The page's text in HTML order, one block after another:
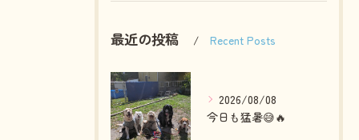
最近の投稿 Recent Posts
2026/08/08
今日も猛暑😅🔥